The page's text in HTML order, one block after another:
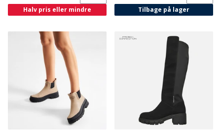
Halv pris eller mindre Tilbage på lager